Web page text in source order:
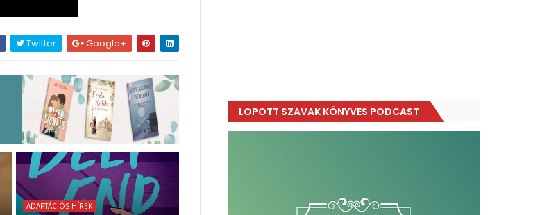
Twitter Google+
ADAPTÁCIÓS HÍREK
LOPOTT SZAVAK KÖNYVES PODCAST